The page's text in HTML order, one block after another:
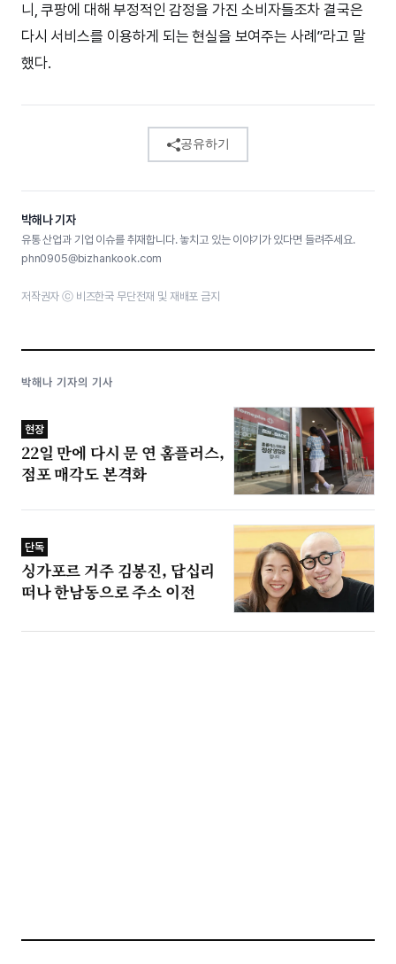
니, 쿠팡에 대해 부정적인 감정을 가진 소비자들조차 결국은
다시 서비스를 이용하게 되는 현실을 보여주는 사례”라고 말
했다.
공유하기
박해나 기자
유통 산업과 기업 이슈를 취재합니다. 놓치고 있는 이야기가 있다면 들려주세요.
phn0905@bizhankook.com
저작권자 ⓒ 비즈한국 무단전재 및 재배포 금지
박해나 기자의 기사
현장
22일 만에 다시 문 연 홈플러스,
점포 매각도 본격화
단독
싱가포르 거주 김봉진, 답십리
떠나 한남동으로 주소 이전